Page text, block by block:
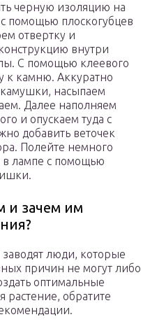
черную изоляцию на
помощью плоскогубцев
отвертку и
внутри
С помощью клеевого
к камню. Аккуратно
насыпаем
Далее наполняем
и опускаем туда с
добавить веточек
Полейте немного
в лампе с помощью
и зачем им
люди, которые
причин не могут либо
оптимальные
растение, обратите